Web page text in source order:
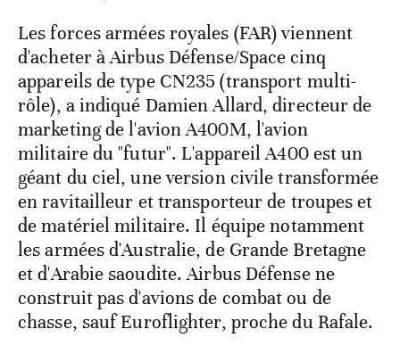
Les forces armées royales (FAR) viennent
d'acheter à Airbus Défense/Space cinq
appareils de type CN235 (transport multi-
rôle), a indiqué Damien Allard, directeur de
marketing de l'avion A400M, l'avion
militaire du "futur". L'appareil A400 est un
géant du ciel, une version civile transformée
en ravitailleur et transporteur de troupes et
de matériel militaire. Il équipe notamment
les armées d'Australie, de Grande Bretagne
et d'Arabie saoudite. Airbus Défense ne
construit pas d'avions de combat ou de
chasse, sauf Euroflighter, proche du Rafale.